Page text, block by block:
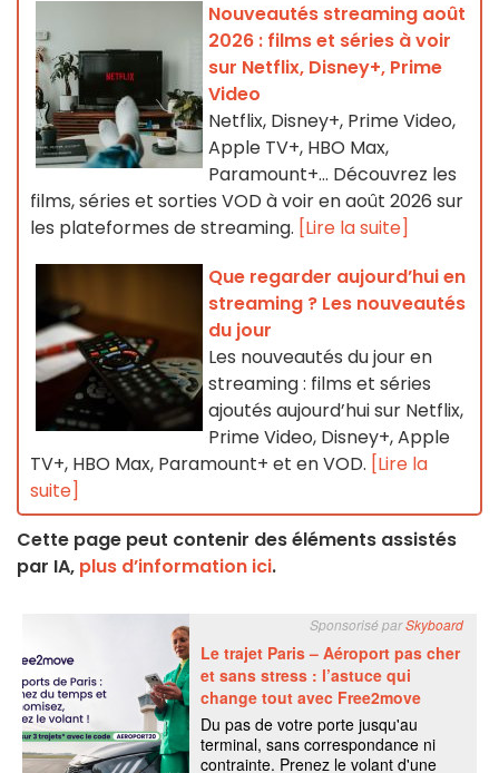
Nouveautés streaming août
2026 : films et séries à voir
sur Netflix, Disney+, Prime
Video
Netflix, Disney+, Prime Video,
Apple TV+, HBO Max,
Paramount+… Découvrez les
films, séries et sorties VOD à voir en août 2026 sur
les plateformes de streaming. [Lire la suite]
Que regarder aujourd’hui en
streaming ? Les nouveautés
du jour
Les nouveautés du jour en
streaming : films et séries
ajoutés aujourd’hui sur Netflix,
Prime Video, Disney+, Apple
TV+, HBO Max, Paramount+ et en VOD. [Lire la
suite]
Cette page peut contenir des éléments assistés
par IA, plus d’information ici.